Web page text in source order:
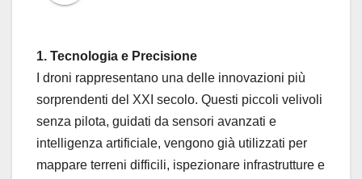
1. Tecnologia e Precisione
I droni rappresentano una delle innovazioni più
sorprendenti del XXI secolo. Questi piccoli velivoli
senza pilota, guidati da sensori avanzati e
intelligenza artificiale, vengono già utilizzati per
mappare terreni difficili, ispezionare infrastrutture e